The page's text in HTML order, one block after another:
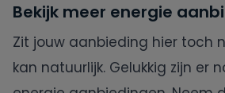
Bekijk meer energie
Zit jouw aanbieding hier toch
kan natuurlijk. Gelukkig zijn er